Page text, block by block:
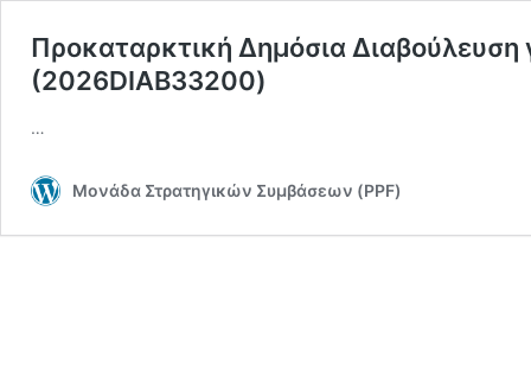
Προκαταρκτική Δημόσια Διαβούλευση
(2026DIAB33200)
…
Μονάδα Στρατηγικών Συμβάσεων (PPF)